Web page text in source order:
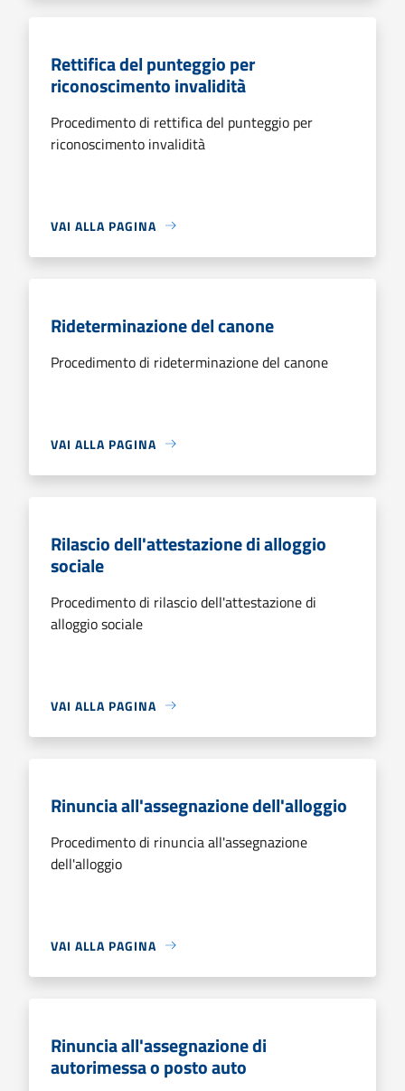
Rettifica del punteggio per
riconoscimento invalidità
Procedimento di rettifica del punteggio per
riconoscimento invalidità
VAI ALLA PAGINA
Rideterminazione del canone
Procedimento di rideterminazione del canone
VAI ALLA PAGINA
Rilascio dell'attestazione di alloggio
sociale
Procedimento di rilascio dell'attestazione di
alloggio sociale
VAI ALLA PAGINA
Rinuncia all'assegnazione dell'alloggio
Procedimento di rinuncia all'assegnazione
dell'alloggio
VAI ALLA PAGINA
Rinuncia all'assegnazione di
autorimessa o posto auto